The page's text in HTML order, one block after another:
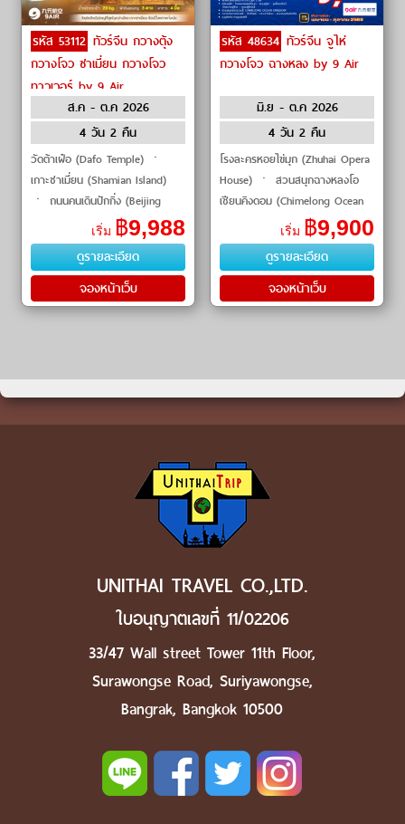
รหัส 53112 ทัวร์จีน กวางตุ้ง
กวางโจว ซาเมี่ยน กวางโจว
ทาวเวอร์ by 9 Air
ส.ค - ต.ค 2026
4 วัน 2 คืน
วัดต้าเฝ๋อ (Dafo Temple) ㆍ
เกาะซาเมี่ยน (Shamian Island)
ㆍ ถนนคนเดินปักกิ่ง (Beijing
Road Pedestrian Street) ㆍ จัตุ
รัสฮัวเฉิง (Huacheng Square) ㆍ
กวางโจวทาวเวอร
เริ่ม ฿9,988
ดูรายละเอียด
จองหน้าเว็บ
รหัส 48634 ทัวร์จีน จูไห่
กวางโจว ฉางหลง by 9 Air
มิ.ย - ต.ค 2026
4 วัน 2 คืน
โรงละครหอยไข่มุก (Zhuhai Opera
House) ㆍ สวนสนุกฉางหลงโอ
เชียนคิงดอม (Chimelong Ocean
Kingdom) ㆍ กวางเจาทาวน์เวอร์
(Canton Tower) ㆍ เกาะซาเมี่ยน
(Shamian
เริ่ม ฿9,900
ดูรายละเอียด
จองหน้าเว็บ
UNITHAI TRAVEL CO.,LTD.
ใบอนุญาตเลขที่ 11/02206
33/47 Wall street Tower 11th Floor,
Surawongse Road, Suriyawongse,
Bangrak, Bangkok 10500